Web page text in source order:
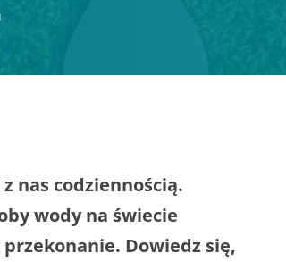
nas codziennością.
wody na świecie
Dowiedz się,